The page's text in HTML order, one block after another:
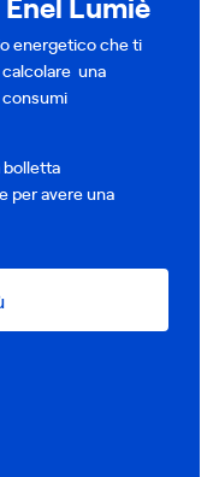
energetico che ti
una
bolletta
per avere una